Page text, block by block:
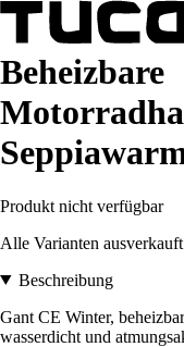
Beheizbare
Produkt nicht verfügbar
Alle Varianten ausverkauft
Beschreibung
Gant CE Winter,
wasserdicht und